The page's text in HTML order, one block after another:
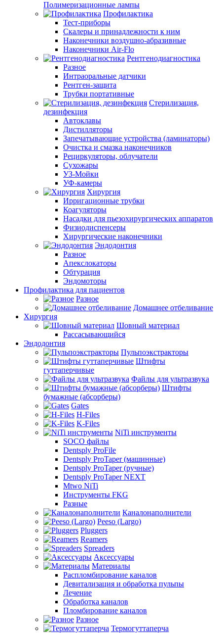
Полимеризационные лампы
Профилактика
Тест-приборы
Скалеры и принадлежности к ним
Наконечники воздушно-абразивные
Наконечники Air-Flo
Рентгенодиагностика
Разное
Интраоральные датчики
Рентген-защита
Трубки портативные
Стерилизация,
дезинфекция
Автоклавы
Дистилляторы
Запечатывающие устройства (ламинаторы)
Очистка и смазка наконечников
Рециркуляторы, облучатели
Сухожары
УЗ-Мойки
УФ-камеры
Хирургия
Ирригационные трубки
Коагуляторы
Насадки для пьезохирургических аппаратов
Физиодиспенсеры
Хирургические наконечники
Эндодонтия
Разное
Апекслокаторы
Обтурация
Эндомоторы
Профилактика для пациентов
Разное
Домашнее отбеливание
Хирургия
Шовный материал
Рассасывающийся
Эндодонтия
Пульпоэкстракторы
Штифты
гуттаперчивые
Файлы для ультразвука
Штифты
бумажные (абсорберы)
Gates
H-Files
K-Files
NiTi инструменты
SOCO файлы
Dentsply ProFile
Dentsply ProTaper (машинные)
Dentsply ProTaper (ручные)
Dentsply ProTaper NEXT
Mtwo NiTi
Инструменты FKG
Разные
Каналонаполнители
Peeso (Largo)
Pluggers
Reamers
Spreaders
Аксессуары
Материалы
Распломбирование каналов
Девитализация и обработка пульпы
Лечение
Обработка каналов
Пломбирование каналов
Разное
Термогуттаперча